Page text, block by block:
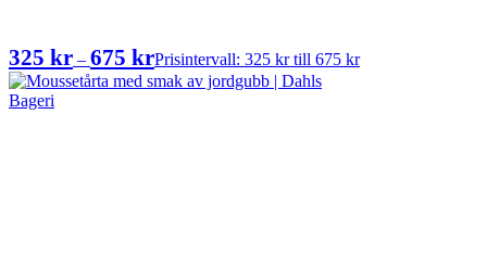
325 kr – 675 krPrisintervall: 325 kr till 675 kr